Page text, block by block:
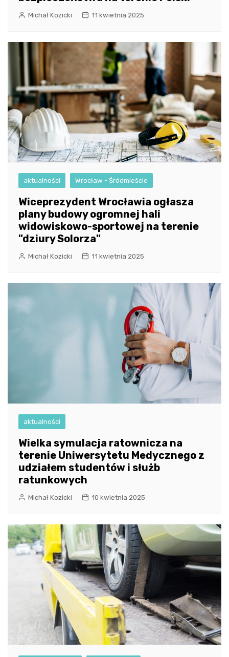
Michał Kozicki 11 kwietnia 2025
aktualności Wrocław - Śródmieście
Wiceprezydent Wrocławia ogłasza
plany budowy ogromnej hali
widowiskowo-sportowej na terenie
"dziury Solorza"
Michał Kozicki 11 kwietnia 2025
aktualności
Wielka symulacja ratownicza na
terenie Uniwersytetu Medycznego z
udziałem studentów i służb
ratunkowych
Michał Kozicki 10 kwietnia 2025